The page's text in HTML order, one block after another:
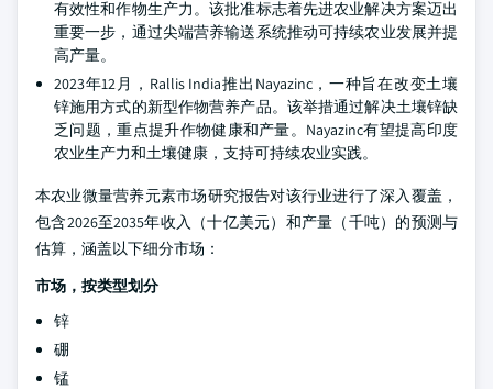
有效性和作物生产力。该批准标志着先进农业解决方案迈出
重要一步，通过尖端营养输送系统推动可持续农业发展并提
高产量。
2023年12月，Rallis India推出Nayazinc，一种旨在改变土壤
锌施用方式的新型作物营养产品。该举措通过解决土壤锌缺
乏问题，重点提升作物健康和产量。Nayazinc有望提高印度
农业生产力和土壤健康，支持可持续农业实践。
本农业微量营养元素市场研究报告对该行业进行了深入覆盖，
包含2026至2035年收入（十亿美元）和产量（千吨）的预测与
估算，涵盖以下细分市场：
市场，按类型划分
锌
硼
锰